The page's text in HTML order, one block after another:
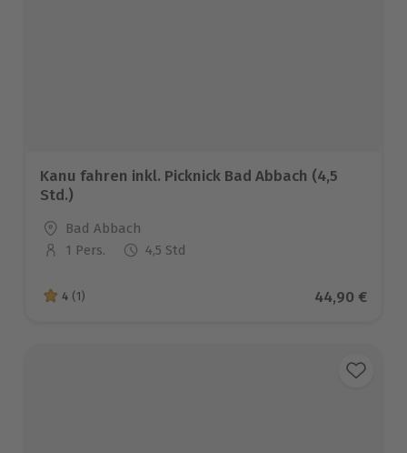
Kanu fahren inkl. Picknick Bad Abbach (4,5
Std.)
Standort
Bad Abbach
Anzahl der Teilnehmer
1 Pers. 4,5 Std
4 von 5 Sternen basierend auf 1 Bewertungen
4 (1) Aktueller
44,90 €